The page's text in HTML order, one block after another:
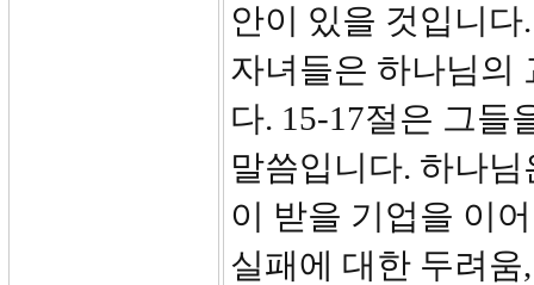
안이 있을 것입니
자녀들은 하나님의
다. 15-17절은 그들
말씀입니다. 하나
이 받을 기업을 이
실패에 대한 두려